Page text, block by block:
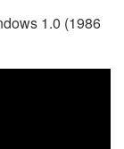
1.0 (1986